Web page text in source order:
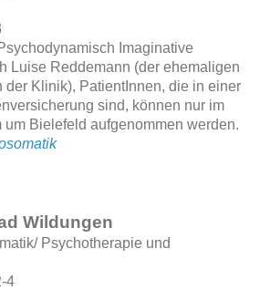
Imaginative
Luise Reddemann (der ehemaligen
der Klinik), PatientInnen, die in einer
sind, können nur im
um Bielefeld aufgenommen werden.
Wildungen
Psychotherapie und
4